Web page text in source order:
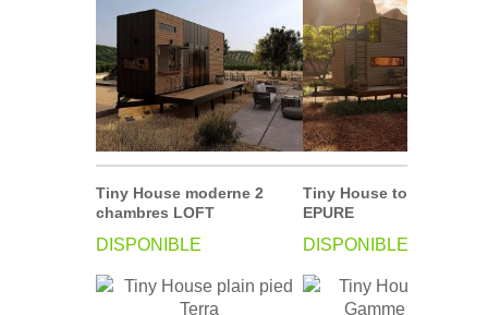
Tiny House moderne 2
chambres LOFT
DISPONIBLE
Tiny House toit terrasse
EPURE
DISPONIBLE